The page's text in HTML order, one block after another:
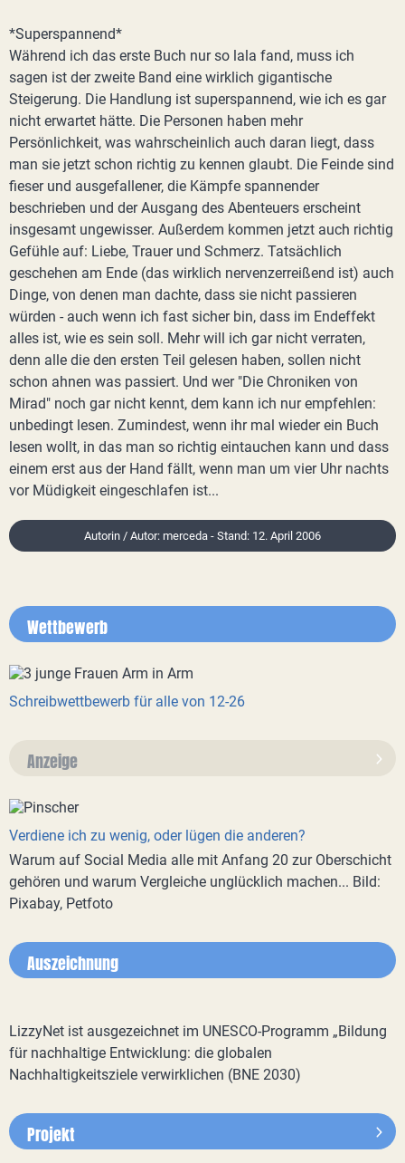
*Superspannend*
Während ich das erste Buch nur so lala fand, muss ich
sagen ist der zweite Band eine wirklich gigantische
Steigerung. Die Handlung ist superspannend, wie ich es gar
nicht erwartet hätte. Die Personen haben mehr
Persönlichkeit, was wahrscheinlich auch daran liegt, dass
man sie jetzt schon richtig zu kennen glaubt. Die Feinde sind
fieser und ausgefallener, die Kämpfe spannender
beschrieben und der Ausgang des Abenteuers erscheint
insgesamt ungewisser. Außerdem kommen jetzt auch richtig
Gefühle auf: Liebe, Trauer und Schmerz. Tatsächlich
geschehen am Ende (das wirklich nervenzerreißend ist) auch
Dinge, von denen man dachte, dass sie nicht passieren
würden - auch wenn ich fast sicher bin, dass im Endeffekt
alles ist, wie es sein soll. Mehr will ich gar nicht verraten,
denn alle die den ersten Teil gelesen haben, sollen nicht
schon ahnen was passiert. Und wer "Die Chroniken von
Mirad" noch gar nicht kennt, dem kann ich nur empfehlen:
unbedingt lesen. Zumindest, wenn ihr mal wieder ein Buch
lesen wollt, in das man so richtig eintauchen kann und dass
einem erst aus der Hand fällt, wenn man um vier Uhr nachts
vor Müdigkeit eingeschlafen ist...
Autorin / Autor: merceda - Stand: 12. April 2006
Wettbewerb
Schreibwettbewerb für alle von 12-26
Anzeige
Verdiene ich zu wenig, oder lügen die anderen?
Warum auf Social Media alle mit Anfang 20 zur Oberschicht
gehören und warum Vergleiche unglücklich machen... Bild:
Pixabay, Petfoto
Auszeichnung
LizzyNet ist ausgezeichnet im UNESCO-Programm „Bildung
für nachhaltige Entwicklung: die globalen
Nachhaltigkeitsziele verwirklichen (BNE 2030)
Projekt